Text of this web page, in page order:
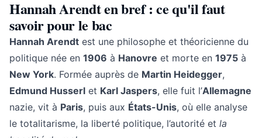
Hannah Arendt en bref : ce qu'il faut
savoir pour le bac
Hannah Arendt est une philosophe et théoricienne du
politique née en 1906 à Hanovre et morte en 1975 à
New York. Formée auprès de Martin Heidegger,
Edmund Husserl et Karl Jaspers, elle fuit l’Allemagne
nazie, vit à Paris, puis aux États-Unis, où elle analyse
le totalitarisme, la liberté politique, l’autorité et la